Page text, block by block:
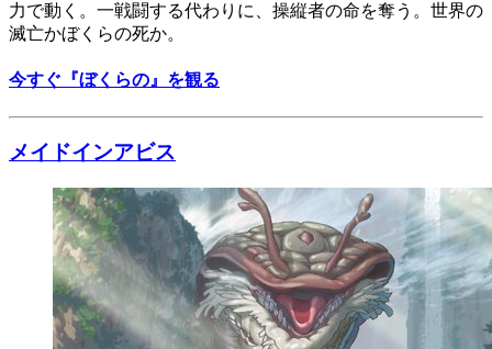
力で動く。一戦闘する代わりに、操縦者の命を奪う。世界の
滅亡かぼくらの死か。
今すぐ『ぼくらの』を観る
メイドインアビス